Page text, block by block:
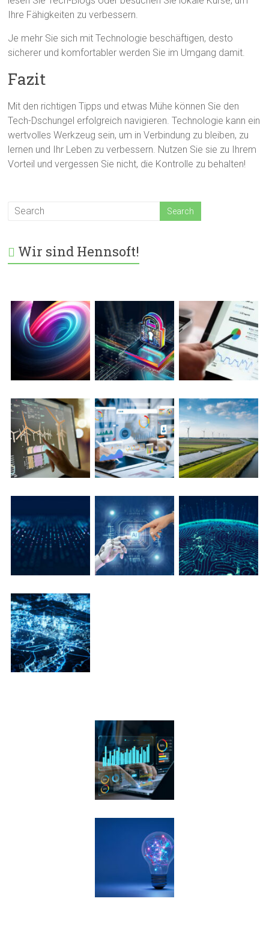
Ihre Fähigkeiten zu verbessern.
Je mehr Sie sich mit Technologie beschäftigen, desto
sicherer und komfortabler werden Sie im Umgang damit.
Fazit
Mit den richtigen Tipps und etwas Mühe können Sie den
Tech-Dschungel erfolgreich navigieren. Technologie kann ein
wertvolles Werkzeug sein, um in Verbindung zu bleiben, zu
lernen und Ihr Leben zu verbessern. Nutzen Sie sie zu Ihrem
Vorteil und vergessen Sie nicht, die Kontrolle zu behalten!
Wir sind Hennsoft!